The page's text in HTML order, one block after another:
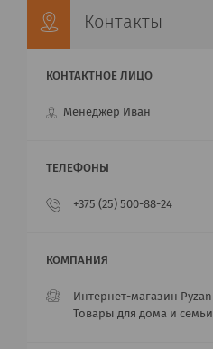
Контакты
Менеджер Иван
+375 (25) 500-88-24
Интернет-магазин Pyzan
Товары для дома и семьи